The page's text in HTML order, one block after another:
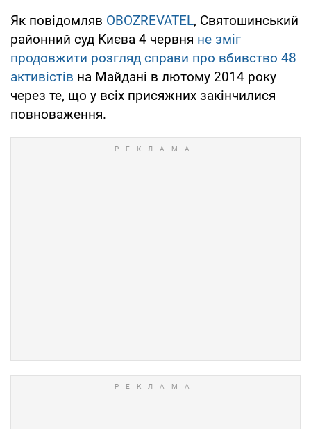
Як повідомляв OBOZREVATEL, Святошинський
районний суд Києва 4 червня не зміг
продовжити розгляд справи про вбивство 48
активістів на Майдані в лютому 2014 року
через те, що у всіх присяжних закінчилися
повноваження.